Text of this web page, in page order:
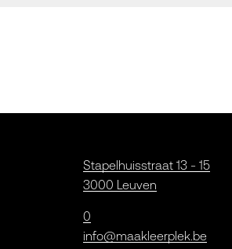
Stapelhuisstraat 13 - 15
3000 Leuven
0
info@maakleerplek.be